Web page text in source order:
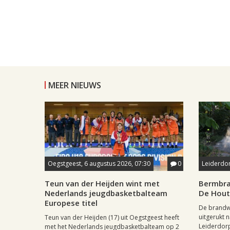
MEER NIEUWS
Oegstgeest, 6 augustus 2026, 07:30 0
Teun van der Heijden wint met
Nederlands jeugdbasketbalteam
Europese titel
Teun van der Heijden (17) uit Oegstgeest heeft
met het Nederlands jeugdbasketbalteam op 2
De
De
uitgerukt